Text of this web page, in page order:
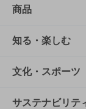
商品
商品TOP
商品一覧
商品発売情報
知る・楽しむ
知る・楽しむ
キャンペーン
文化・スポーツ
文化・スポー
サステナビリテ